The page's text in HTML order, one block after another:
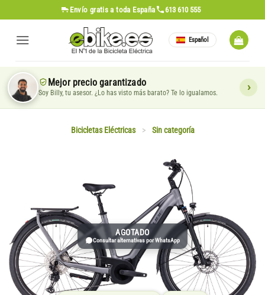
al
contenido
Envío gratis a toda España 613 610 555
Español
Mejor precio garantizado
Soy Billy, tu asesor. ¿Lo has visto más barato? Te lo igualamos.
Bicicletas Eléctricas > Sin categoría
AGOTADO
Consultar alternativas por WhatsApp